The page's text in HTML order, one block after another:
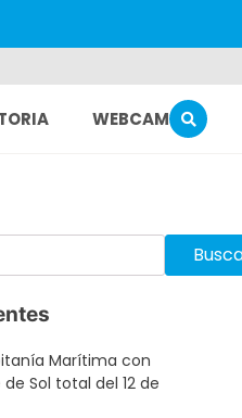
WEBCAM
Marítima con
Sol total del 12 de